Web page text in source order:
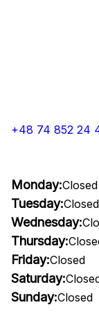
+48 74 852 24
Monday:Closed
Tuesday:Closed
Wednesday:
Thursday:
Friday:Closed
Saturday:
Sunday:Closed